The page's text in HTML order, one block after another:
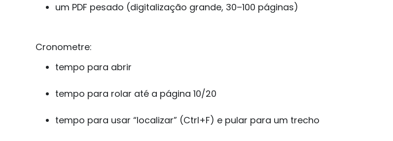
um PDF pesado (digitalização grande, 30–100 páginas)
Cronometre:
tempo para abrir
tempo para rolar até a página 10/20
tempo para usar “localizar” (Ctrl+F) e pular para um trecho